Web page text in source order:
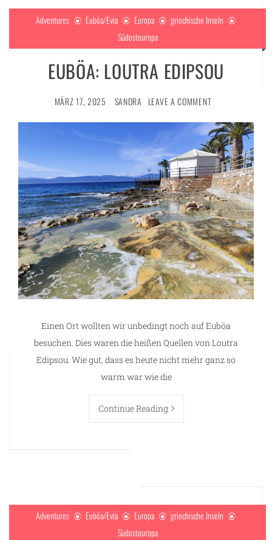
Adventures Euböa/Evia Europa
griechische Inseln
Südosteuropa
EUBÖA: LOUTRA EDIPSOU
MÄRZ 17, 2025 SANDRA LEAVE A COMMENT
Einen Ort wollten wir unbedingt noch auf Euböa
besuchen. Dies waren die heißen Quellen von Loutra
Edipsou. Wie gut, dass es heute nicht mehr ganz so
warm war wie die
Continue Reading
Adventures Euböa/Evia Europa
griechische Inseln
Südosteuropa